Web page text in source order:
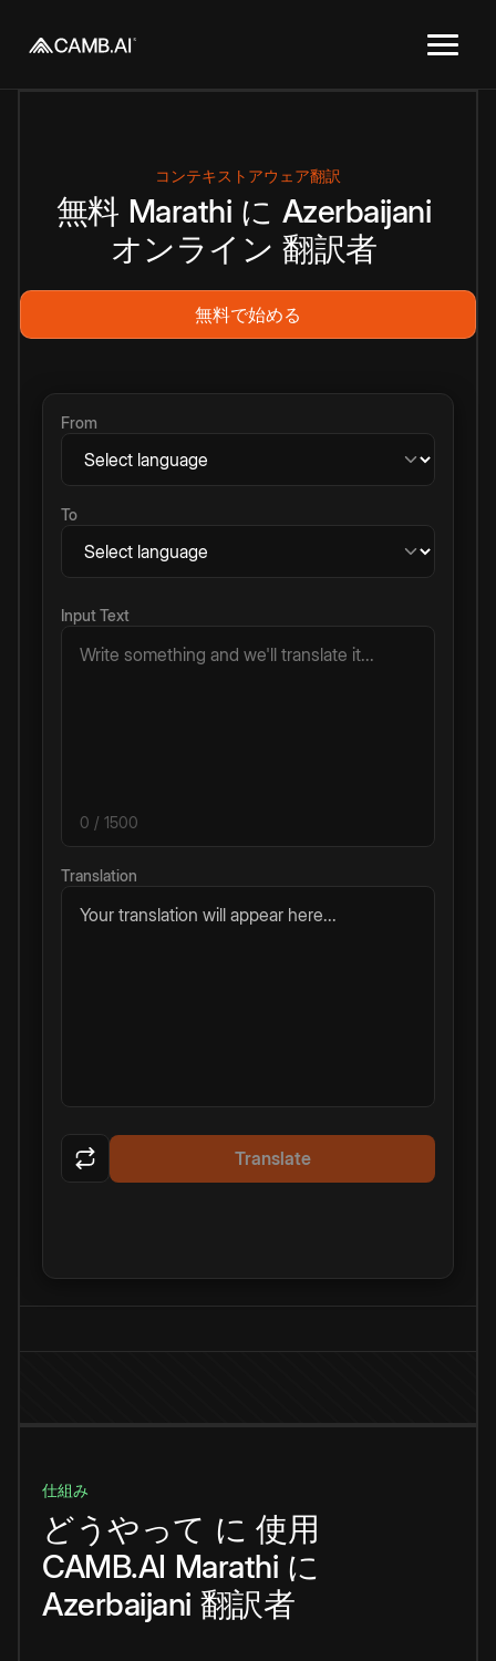
コンテキストアウェア翻訳
無料 Marathi に Azerbaijani
オンライン 翻訳者
無料で始める
From
To
Input Text
0 / 1500
Translation
Your translation will appear here...
Translate
仕組み
どうやって に 使用
CAMB.AI Marathi に
Azerbaijani 翻訳者